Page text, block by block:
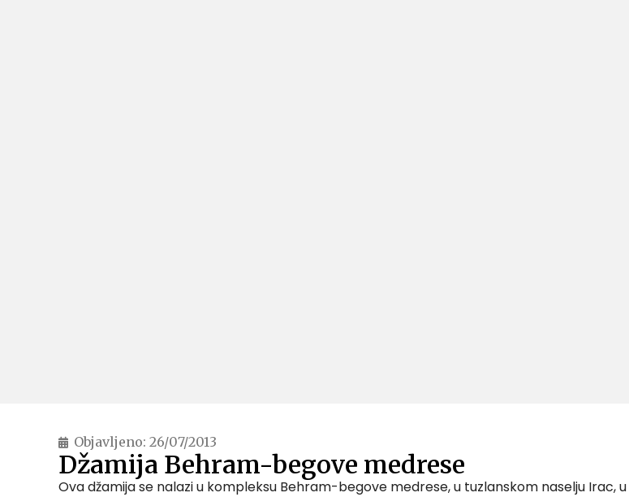
Objavljeno: 26/07/2013
Džamija Behram-begove medrese
Ova džamija se nalazi u kompleksu Behram-begove medrese, u tuzlanskom naselju Irac,